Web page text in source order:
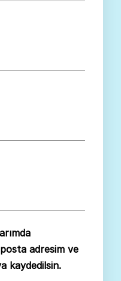
posta adresim ve
kaydedilsin.